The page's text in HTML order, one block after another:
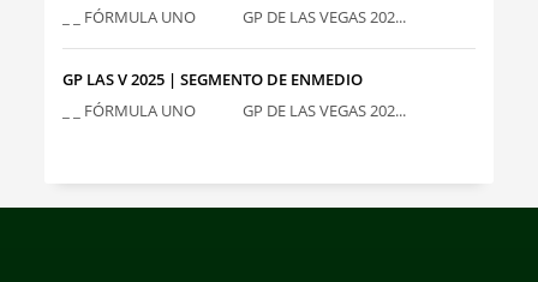
_ _ FÓRMULA UNO GP DE LAS VEGAS 202...
GP LAS V 2025 | SEGMENTO DE ENMEDIO
_ _ FÓRMULA UNO GP DE LAS VEGAS 202...